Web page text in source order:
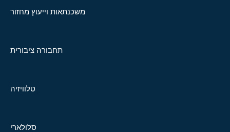
משכנתאות וייעוץ מחזור
תחבורה ציבורית
טלוויזיה
סלולארי